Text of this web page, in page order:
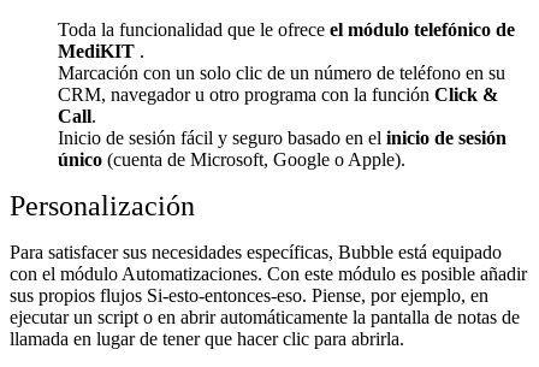
Toda la funcionalidad que le ofrece el módulo telefónico de
MediKIT .
Marcación con un solo clic de un número de teléfono en su
CRM, navegador u otro programa con la función Click &
Call.
Inicio de sesión fácil y seguro basado en el inicio de sesión
único (cuenta de Microsoft, Google o Apple).
Personalización
Para satisfacer sus necesidades específicas, Bubble está equipado
con el módulo Automatizaciones. Con este módulo es posible añadir
sus propios flujos Si-esto-entonces-eso. Piense, por ejemplo, en
ejecutar un script o en abrir automáticamente la pantalla de notas de
llamada en lugar de tener que hacer clic para abrirla.